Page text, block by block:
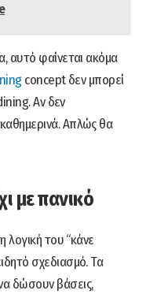
αυτό φαίνεται ακόμα
concept δεν μπορεί
Αν δεν
Απλώς θα
με πανικό
λογική του “κάνε
σχεδιασμό. Τα
δώσουν βάσεις,